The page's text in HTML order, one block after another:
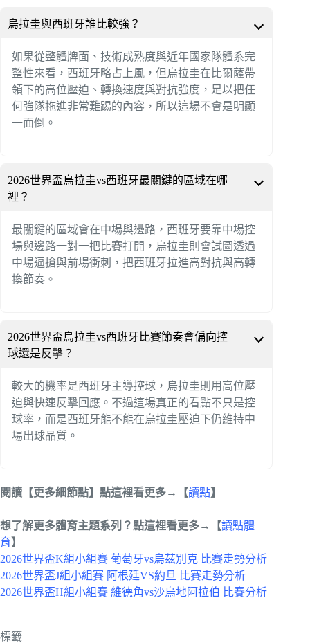
烏拉圭與西班牙誰比較強？
如果從整體牌面、技術成熟度與近年國家隊體系完
整性來看，西班牙略占上風，但烏拉圭在比爾薩帶
領下的高位壓迫、轉換速度與對抗強度，足以把任
何強隊拖進非常難踢的內容，所以這場不會是明顯
一面倒。
2026世界盃烏拉圭vs西班牙最關鍵的區域在哪
裡？
最關鍵的區域會在中場與邊路，西班牙要靠中場控
場與邊路一對一把比賽打開，烏拉圭則會試圖透過
中場逼搶與前場衝刺，把西班牙拉進高對抗與高轉
換節奏。
2026世界盃烏拉圭vs西班牙比賽節奏會偏向控
球還是反擊？
較大的機率是西班牙主導控球，烏拉圭則用高位壓
迫與快速反擊回應。不過這場真正的看點不只是控
球率，而是西班牙能不能在烏拉圭壓迫下仍維持中
場出球品質。
閱讀【更多細節點】點這裡看更多→【讀點】
想了解更多體育主題系列？點這裡看更多→【讀點體
育】
2026世界盃K組小組賽 葡萄牙vs烏茲別克 比賽走勢分析
2026世界盃J組小組賽 阿根廷VS約旦 比賽走勢分析
2026世界盃H組小組賽 維德角vs沙烏地阿拉伯 比賽分析
標籤